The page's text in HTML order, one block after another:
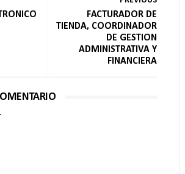
FACTURADOR DE
TIENDA, COORDINADOR
DE GESTION
ADMINISTRATIVA Y
FINANCIERA